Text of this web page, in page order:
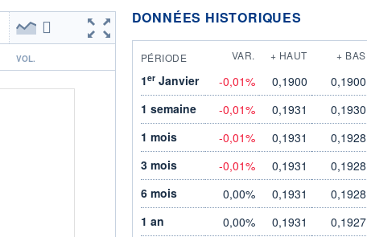
VOL.
DONNÉES HISTORIQUES
PÉRIODE VAR. + HAUT + BAS
1erJanvier -0,01% 0,1900
0,1900
1 semaine
-0,01% 0,1931
0,1930
1 mois
-0,01% 0,1931
0,1928
3 mois
-0,01% 0,1931
0,1928
6 mois
0,00% 0,1931
0,1928
1 an
0,00% 0,1931
0,1927